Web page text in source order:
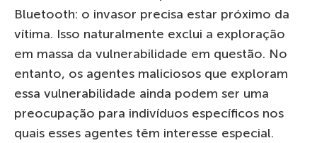
Bluetooth: o invasor precisa estar próximo da
vítima. Isso naturalmente exclui a exploração
em massa da vulnerabilidade em questão. No
entanto, os agentes maliciosos que exploram
essa vulnerabilidade ainda podem ser uma
preocupação para indivíduos específicos nos
quais esses agentes têm interesse especial.